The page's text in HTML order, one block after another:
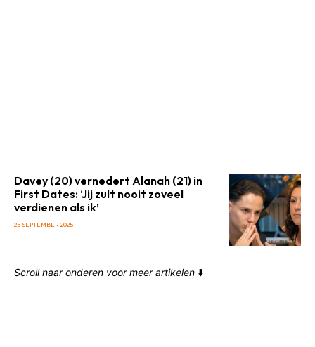
Davey (20) vernedert Alanah (21) in
First Dates: ‘Jij zult nooit zoveel
verdienen als ik’
25 SEPTEMBER 2025
Scroll naar onderen voor meer artikelen ⬇️